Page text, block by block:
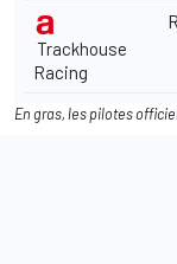
Trackhouse
Racing
En gras, les pilotes